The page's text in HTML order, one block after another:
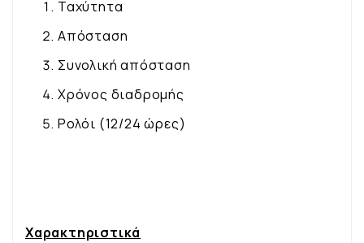
Ταχύτητα
Απόσταση
Συνολική απόσταση
Χρόνος διαδρομής
Ρολόι (12/24 ώρες)
Χαρακτηριστικά